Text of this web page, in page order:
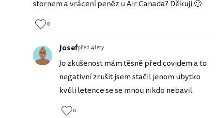
stornem a vrácení peněz u Air Canada? Děkuji 🙂
0
Josefpřed 4 lety
Jo zkušenost mám těsně před covidem a to
negativní zrušit jsem stačil jenom ubytko
kvůli letence se se mnou nikdo nebavil.
0